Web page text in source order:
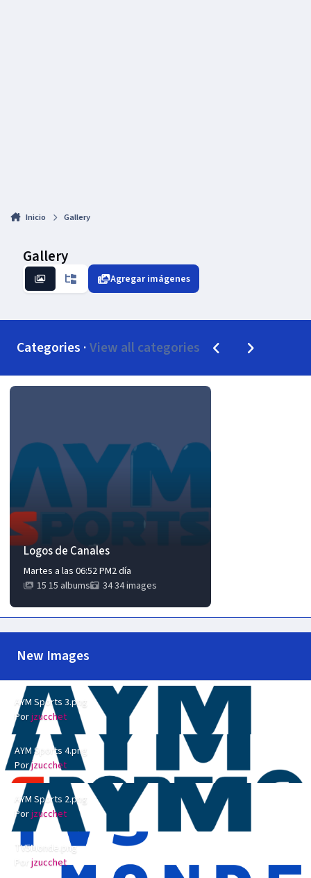
Inicio Gallery
Gallery
Agregar imágenes
Categories ·View all categoriesPrevious carousel
Next
Logos de Canales
Logos de Canales
Martes a las 06:52 PM2 día
15 albums
34 images
New Images
AYM Sports 3.png
AYM Sports 3.png
Porjzucchet
AYM Sports 4.png
AYM Sports 4.png
Porjzucchet
AYM Sports 2.png
AYM Sports 2.png
Porjzucchet
TV5Monde.png
Por jzucchet